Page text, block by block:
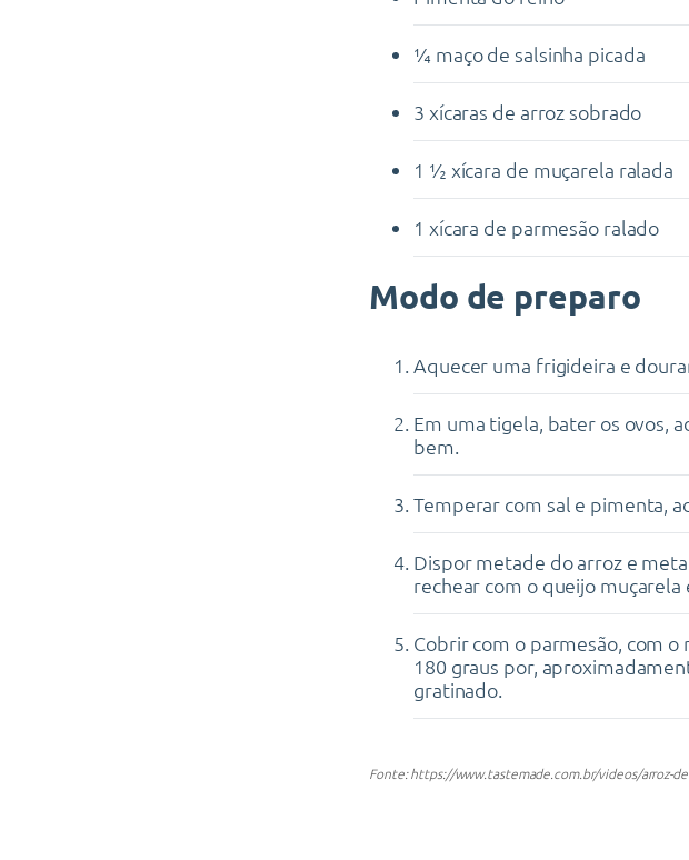
¼ maço de salsinha picada
3 xícaras de arroz sobrado
1 ½ xícara de muçarela ralada
1 xícara de parmesão ralado
Modo de preparo
Aquecer uma frigideira e
Em uma tigela, bater os ovos,
bem.
Temperar com sal e pimenta,
Dispor metade do arroz e
rechear com o queijo
Cobrir com o parmesão, com
180 graus por,
gratinado.
Fonte: https://www.tastemade.com.br/videos/arroz-